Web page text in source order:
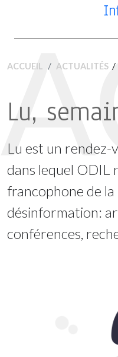
ACCUEIL ACTUALITÉS /
Lu,
Lu est un rendez-
dans lequel ODIL
francophone de
désinformation:
conférences,